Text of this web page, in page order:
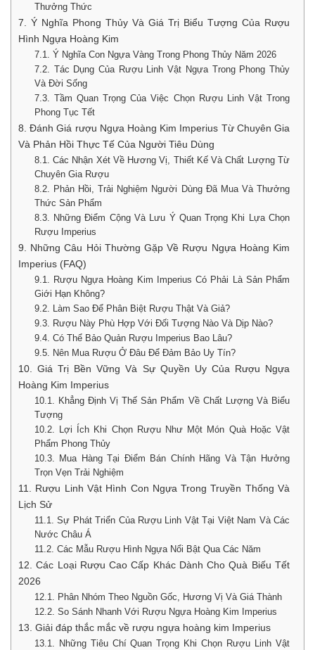
Thưởng Thức
7. Ý Nghĩa Phong Thủy Và Giá Trị Biểu Tượng Của Rượu
Hình Ngựa Hoàng Kim
7.1. Ý Nghĩa Con Ngựa Vàng Trong Phong Thủy Năm 2026
7.2. Tác Dụng Của Rượu Linh Vật Ngựa Trong Phong Thủy
Và Đời Sống
7.3. Tầm Quan Trọng Của Việc Chọn Rượu Linh Vật Trong
Phong Tục Tết
8. Đánh Giá rượu Ngựa Hoàng Kim Imperius Từ Chuyên Gia
Và Phản Hồi Thực Tế Của Người Tiêu Dùng
8.1. Các Nhận Xét Về Hương Vị, Thiết Kế Và Chất Lượng Từ
Chuyên Gia Rượu
8.2. Phản Hồi, Trải Nghiệm Người Dùng Đã Mua Và Thưởng
Thức Sản Phẩm
8.3. Những Điểm Cộng Và Lưu Ý Quan Trọng Khi Lựa Chọn
Rượu Imperius
9. Những Câu Hỏi Thường Gặp Về Rượu Ngựa Hoàng Kim
Imperius (FAQ)
9.1. Rượu Ngựa Hoàng Kim Imperius Có Phải Là Sản Phẩm
Giới Hạn Không?
9.2. Làm Sao Để Phân Biệt Rượu Thật Và Giả?
9.3. Rượu Này Phù Hợp Với Đối Tượng Nào Và Dịp Nào?
9.4. Có Thể Bảo Quản Rượu Imperius Bao Lâu?
9.5. Nên Mua Rượu Ở Đâu Để Đảm Bảo Uy Tín?
10. Giá Trị Bền Vững Và Sự Quyền Uy Của Rượu Ngựa
Hoàng Kim Imperius
10.1. Khẳng Định Vị Thế Sản Phẩm Về Chất Lượng Và Biểu
Tượng
10.2. Lợi Ích Khi Chọn Rượu Như Một Món Quà Hoặc Vật
Phẩm Phong Thủy
10.3. Mua Hàng Tại Điểm Bán Chính Hãng Và Tận Hưởng
Trọn Vẹn Trải Nghiệm
11. Rượu Linh Vật Hình Con Ngựa Trong Truyền Thống Và
Lịch Sử
11.1. Sự Phát Triển Của Rượu Linh Vật Tại Việt Nam Và Các
Nước Châu Á
11.2. Các Mẫu Rượu Hình Ngựa Nổi Bật Qua Các Năm
12. Các Loại Rượu Cao Cấp Khác Dành Cho Quà Biếu Tết
2026
12.1. Phân Nhóm Theo Nguồn Gốc, Hương Vị Và Giá Thành
12.2. So Sánh Nhanh Với Rượu Ngựa Hoàng Kim Imperius
13. Giải đáp thắc mắc về rượu ngựa hoàng kim Imperius
13.1. Những Tiêu Chí Quan Trọng Khi Chọn Rượu Linh Vật